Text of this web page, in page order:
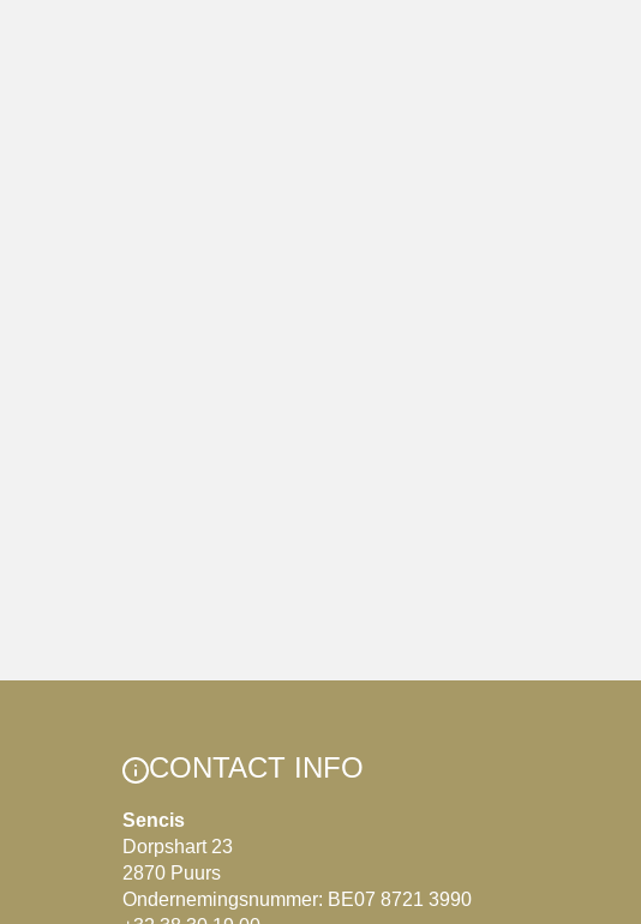
CONTACT INFO
Sencis
Dorpshart 23
2870 Puurs
Ondernemingsnummer: BE07 8721 3990